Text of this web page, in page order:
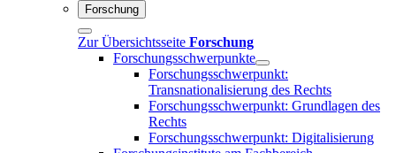
Forschung
Zur Übersichtsseite Forschung
Forschungsschwerpunkte
Forschungsschwerpunkt:
Transnationalisierung des Rechts
Forschungsschwerpunkt: Grundlagen des
Rechts
Forschungsschwerpunkt: Digitalisierung